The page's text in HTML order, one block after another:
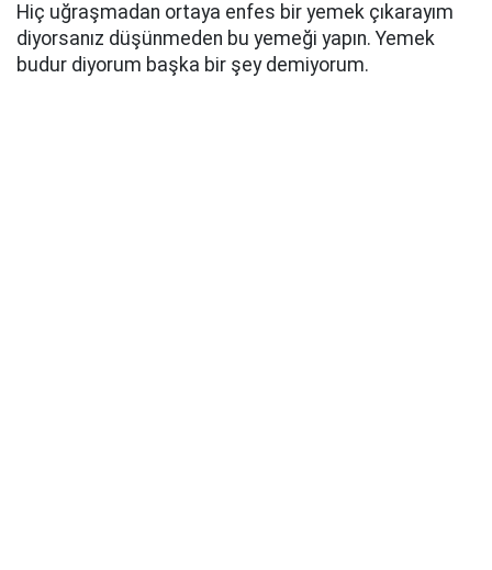
Hiç uğraşmadan ortaya enfes bir yemek çıkarayım
diyorsanız düşünmeden bu yemeği yapın. Yemek
budur diyorum başka bir şey demiyorum.